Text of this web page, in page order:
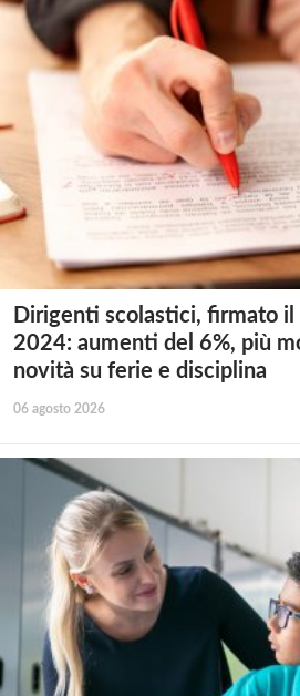
Dirigenti scolastici, firmato
2024: aumenti del 6%, più
novità su ferie e disciplina
06 agosto 2026